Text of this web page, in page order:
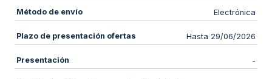
Método de envío Electrónica
Plazo de presentación ofertas Hasta 29/06/2026
Presentación -